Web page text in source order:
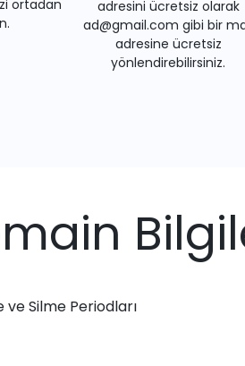
ortadan
adresini ücretsiz olarak
ad@gmail.com gibi bir
adresine ücretsiz
yönlendirebilirsiniz.
ve Silme Periodları